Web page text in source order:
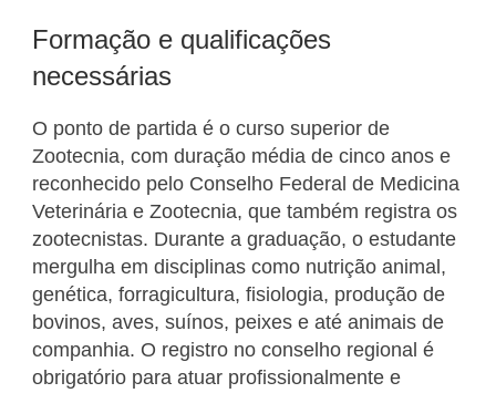
Formação e qualificações
necessárias
O ponto de partida é o curso superior de
Zootecnia, com duração média de cinco anos e
reconhecido pelo Conselho Federal de Medicina
Veterinária e Zootecnia, que também registra os
zootecnistas. Durante a graduação, o estudante
mergulha em disciplinas como nutrição animal,
genética, forragicultura, fisiologia, produção de
bovinos, aves, suínos, peixes e até animais de
companhia. O registro no conselho regional é
obrigatório para atuar profissionalmente e